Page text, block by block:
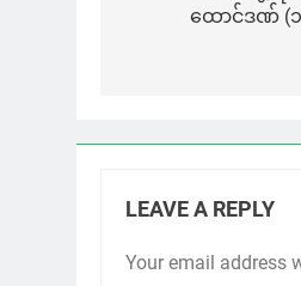
ထောင်ဒဏ်
LEAVE A REPLY
Your email address